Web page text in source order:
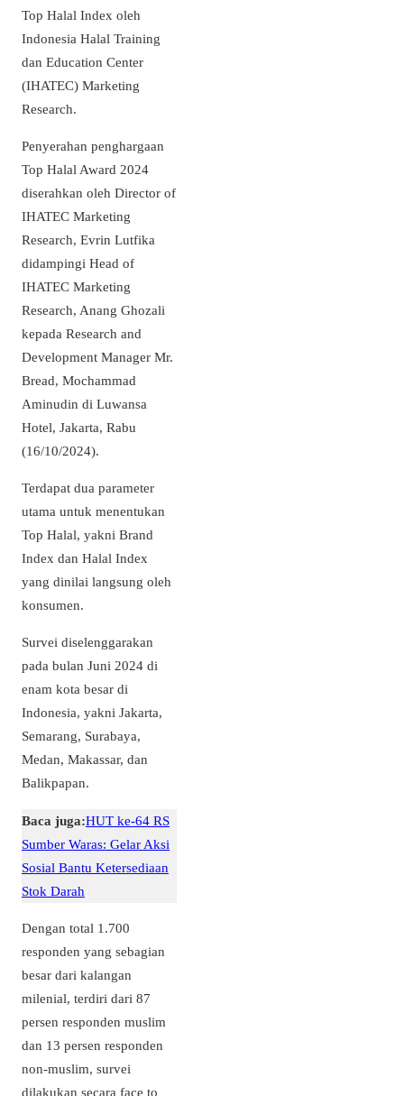
Top Halal Index oleh
Indonesia Halal Training
dan Education Center
(IHATEC) Marketing
Research.
Penyerahan penghargaan
Top Halal Award 2024
diserahkan oleh Director of
IHATEC Marketing
Research, Evrin Lutfika
didampingi Head of
IHATEC Marketing
Research, Anang Ghozali
kepada Research and
Development Manager Mr.
Bread, Mochammad
Aminudin di Luwansa
Hotel, Jakarta, Rabu
(16/10/2024).
Terdapat dua parameter
utama untuk menentukan
Top Halal, yakni Brand
Index dan Halal Index
yang dinilai langsung oleh
konsumen.
Survei diselenggarakan
pada bulan Juni 2024 di
enam kota besar di
Indonesia, yakni Jakarta,
Semarang, Surabaya,
Medan, Makassar, dan
Balikpapan.
Baca juga:​HUT ke-64 RS
Sumber Waras: Gelar Aksi
Sosial Bantu Ketersediaan
Stok Darah
Dengan total 1.700
responden yang sebagian
besar dari kalangan
milenial, terdiri dari 87
persen responden muslim
dan 13 persen responden
non-muslim, survei
dilakukan secara face to